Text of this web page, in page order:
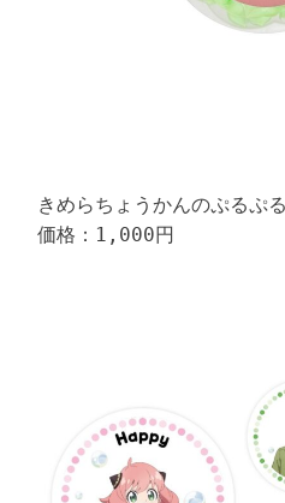
きめらちょうかんのぷるぷ
価格：1,000円